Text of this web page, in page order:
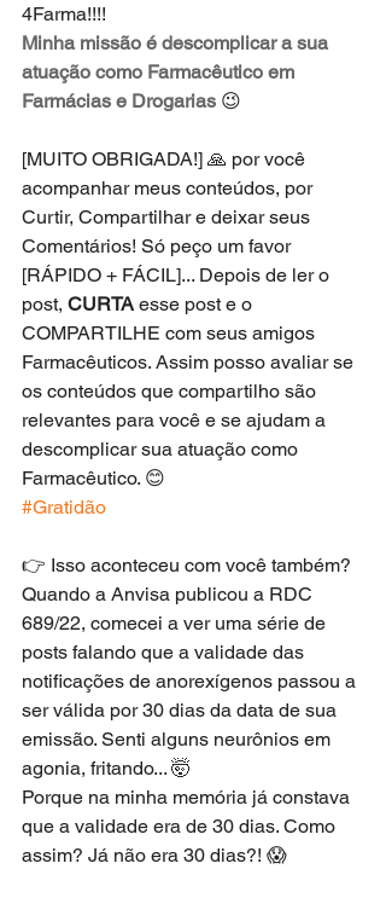
4Farma!!!!
Minha missão é descomplicar a sua
atuação como Farmacêutico em
Farmácias e Drogarias 😉
[MUITO OBRIGADA!] 🙏 por você
acompanhar meus conteúdos, por
Curtir, Compartilhar e deixar seus
Comentários! Só peço um favor
[RÁPIDO + FÁCIL]... Depois de ler o
post, CURTA esse post e o
COMPARTILHE com seus amigos
Farmacêuticos. Assim posso avaliar se
os conteúdos que compartilho são
relevantes para você e se ajudam a
descomplicar sua atuação como
Farmacêutico. 😊
#Gratidão
👉 Isso aconteceu com você também?
Quando a Anvisa publicou a RDC
689/22, comecei a ver uma série de
posts falando que a validade das
notificações de anorexígenos passou a
ser válida por 30 dias da data de sua
emissão. Senti alguns neurônios em
agonia, fritando... 🤯
Porque na minha memória já constava
que a validade era de 30 dias. Como
assim? Já não era 30 dias?! 😱